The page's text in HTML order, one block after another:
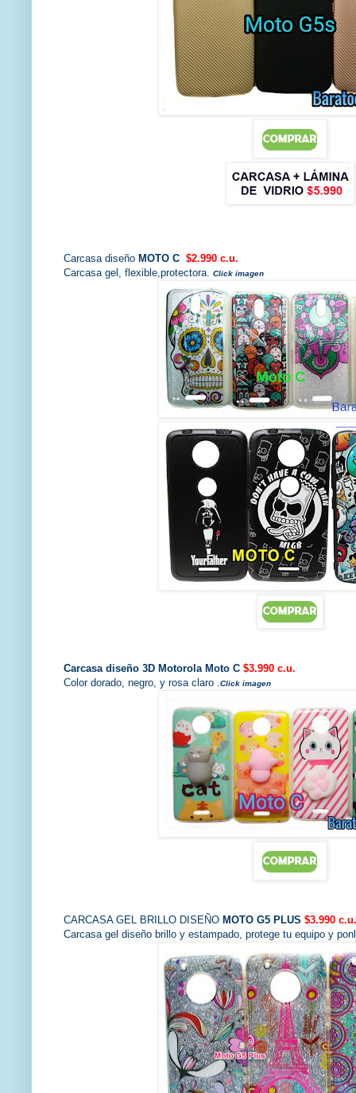
Carcasa diseño MOTO C $2.990 c.u.
Carcasa gel, flexible,protectora. Click imagen
Carcasa diseño 3D Motorola Moto C $3.990 c.u.
Color dorado, negro, y rosa claro .Click imagen
CARCASA GEL BRILLO DISEÑO MOTO G5 PLUS $3.990 c.u.
Carcasa gel diseño brillo y estampado, protege tu equipo y